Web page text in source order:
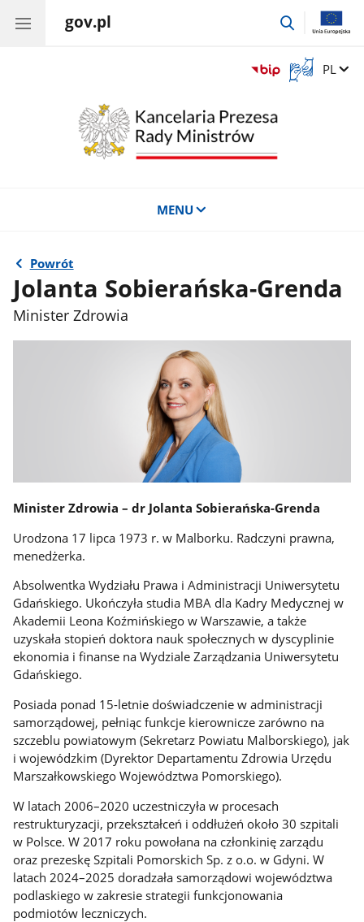
gov.pl
przejdź
Otwórz
okno
Zmień
PL
MENU
Powrót
Jolanta Sobierańska-Grenda
Minister Zdrowia
Minister Zdrowia – dr Jolanta Sobierańska-Grenda
Urodzona 17 lipca 1973 r. w Malborku. Radczyni prawna,
menedżerka.
Absolwentka Wydziału Prawa i Administracji Uniwersytetu
Gdańskiego. Ukończyła studia MBA dla Kadry Medycznej w
Akademii Leona Koźmińskiego w Warszawie, a także
uzyskała stopień doktora nauk społecznych w dyscyplinie
ekonomia i finanse na Wydziale Zarządzania Uniwersytetu
Gdańskiego.
Posiada ponad 15-letnie doświadczenie w administracji
samorządowej, pełniąc funkcje kierownicze zarówno na
szczeblu powiatowym (Sekretarz Powiatu Malborskiego), jak
i wojewódzkim (Dyrektor Departamentu Zdrowia Urzędu
Marszałkowskiego Województwa Pomorskiego).
W latach 2006–2020 uczestniczyła w procesach
restrukturyzacji, przekształceń i oddłużeń około 30 szpitali
w Polsce. W 2017 roku powołana na członkinię zarządu
oraz prezeskę Szpitali Pomorskich Sp. z o.o. w Gdyni. W
latach 2024–2025 doradzała samorządowi województwa
podlaskiego w zakresie strategii funkcjonowania
podmiotów leczniczych.